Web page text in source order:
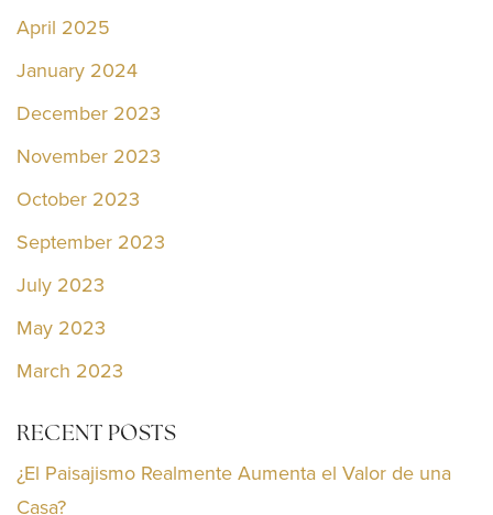
April 2025
January 2024
December 2023
November 2023
October 2023
September 2023
July 2023
May 2023
March 2023
RECENT POSTS
¿El Paisajismo Realmente Aumenta el Valor de una
Casa?